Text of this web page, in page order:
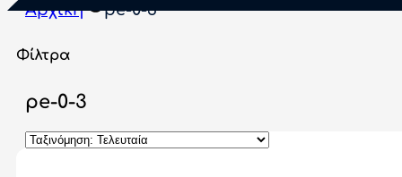
Αρχική pe-0-3
Φίλτρα
pe-0-3